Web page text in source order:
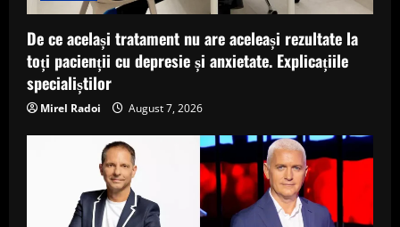
De ce același tratament nu are aceleași rezultate la
toți pacienții cu depresie și anxietate. Explicațiile
specialiștilor
Mirel Radoi August 7, 2026